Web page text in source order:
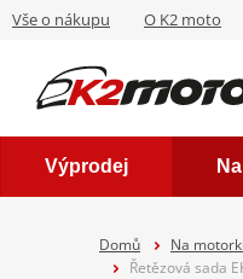
Vše o nákupu O K2 moto
Výprodej
Domů Na
Řetězová sada